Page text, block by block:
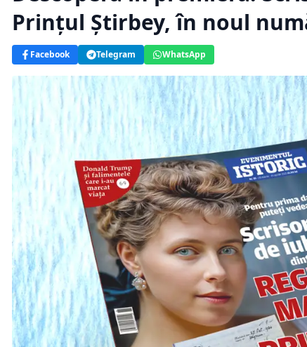
Prințul Știrbey, în noul
Facebook Telegram WhatsApp